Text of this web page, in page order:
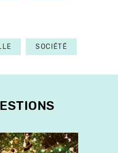
SOCIÉTÉ